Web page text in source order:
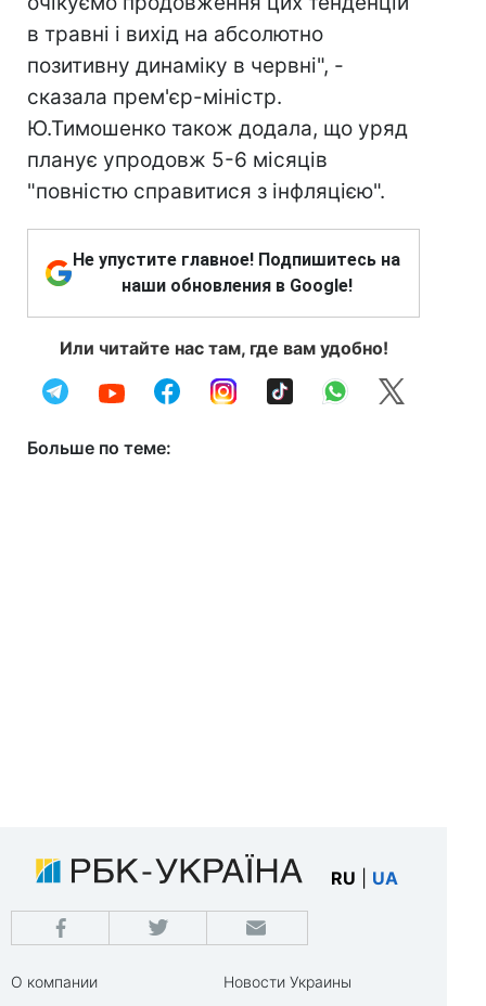
в травні і вихід на абсолютно
позитивну динаміку в червні", -
сказала прем'єр-міністр.
Ю.Тимошенко також додала, що уряд
планує упродовж 5-6 місяців
"повністю справитися з інфляцією".
Не упустите главное! Подпишитесь на
наши обновления в Google!
Или читайте нас там, где вам удобно!
Больше по теме:
RU UA
О компании
Новости Украины